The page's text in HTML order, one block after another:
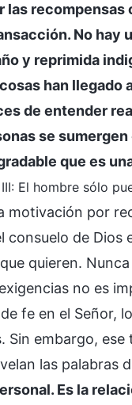
No hay
y reprimida
han
de entender
se
que es
El hombre sólo
motivación por
consuelo de
quieren.
no es
fe en el Señor,
Sin embargo,
las palabras
Es la